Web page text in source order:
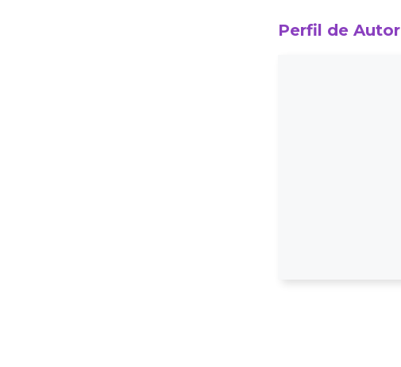
Perfil de Autor